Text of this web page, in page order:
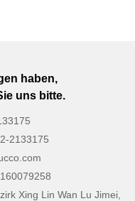
haben,
uns bitte.
2133175
Xing Lin Wan Lu Jimei,